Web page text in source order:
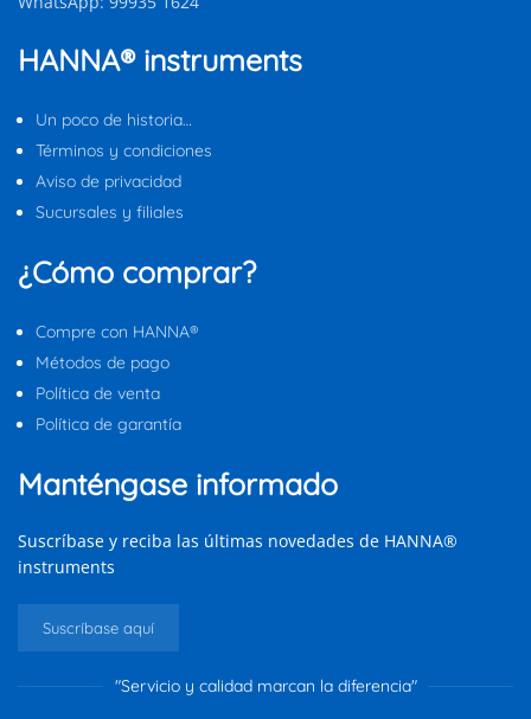
HANNA® instruments
Un poco de historia…
Términos y condiciones
Aviso de privacidad
Sucursales y filiales
¿Cómo comprar?
Compre con HANNA®
Métodos de pago
Política de venta
Política de garantía
Manténgase informado
Suscríbase y reciba las últimas novedades de HANNA®
instruments
Suscríbase aquí
"Servicio y calidad marcan la diferencia"